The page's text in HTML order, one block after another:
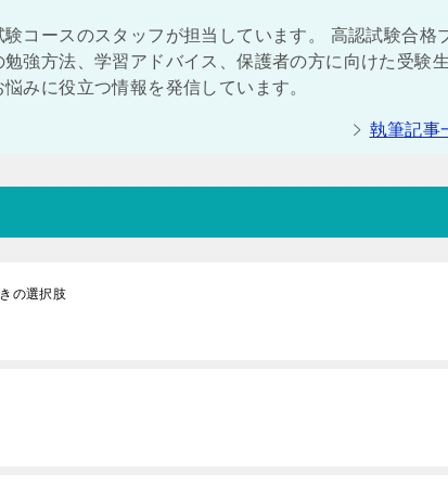
コースのスタッフが担当しています。 高認試験合格
強方法、学習アドバイス、保護者の方に向けた受験
みに役立つ情報を発信しています。
執筆記事
の選択肢